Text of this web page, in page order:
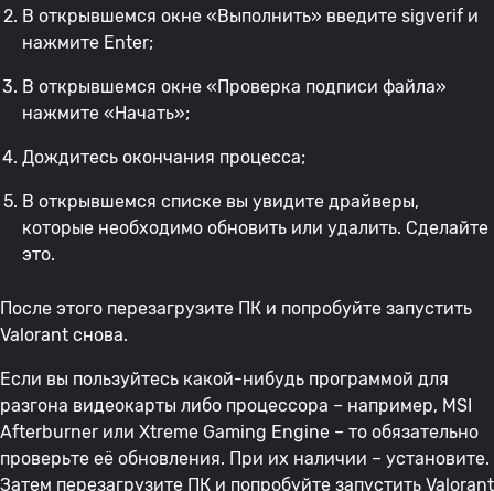
В открывшемся окне «Выполнить» введите sigverif и
нажмите Enter;
В открывшемся окне «Проверка подписи файла»
нажмите «Начать»;
Дождитесь окончания процесса;
В открывшемся списке вы увидите драйверы,
которые необходимо обновить или удалить. Сделайте
это.
После этого перезагрузите ПК и попробуйте запустить
Valorant снова.
Если вы пользуйтесь какой-нибудь программой для
разгона видеокарты либо процессора – например, MSI
Afterburner или Xtreme Gaming Engine – то обязательно
проверьте её обновления. При их наличии – установите.
Затем перезагрузите ПК и попробуйте запустить Valorant